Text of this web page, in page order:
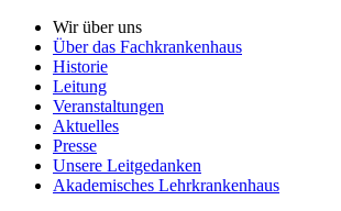
Wir über uns
Über das Fachkrankenhaus
Historie
Leitung
Veranstaltungen
Aktuelles
Presse
Unsere Leitgedanken
Akademisches Lehrkrankenhaus